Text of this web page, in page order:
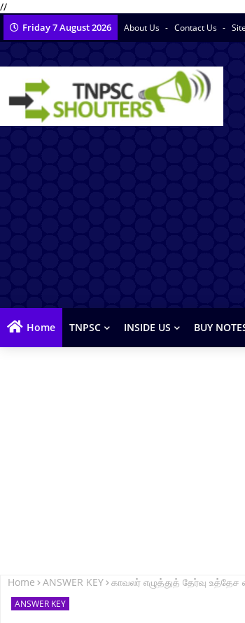
//
Friday 7 August 2026 About Us Contact Us
Home TNPSC INSIDE US BUY
Home ANSWER KEY காவலர் எழுத்துத் தேர்வு உத்தேச
ANSWER KEY